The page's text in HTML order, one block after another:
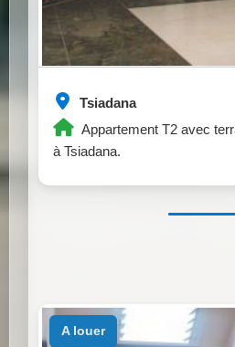
Tsiadana
Appartement T2 avec
à Tsiadana.
a louer